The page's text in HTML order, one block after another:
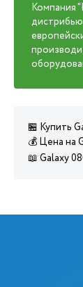
Компания
🏪 Купить
💰 Цена на
📖 Galaxy